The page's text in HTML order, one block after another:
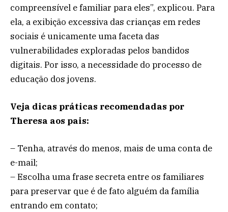
compreensível e familiar para eles”, explicou. Para
ela, a exibição excessiva das crianças em redes
sociais é unicamente uma faceta das
vulnerabilidades exploradas pelos bandidos
digitais. Por isso, a necessidade do processo de
educação dos jovens.
Veja dicas práticas recomendadas por
Theresa aos pais:
– Tenha, através do menos, mais de uma conta de
e-mail;
– Escolha uma frase secreta entre os familiares
para preservar que é de fato alguém da família
entrando em contato;